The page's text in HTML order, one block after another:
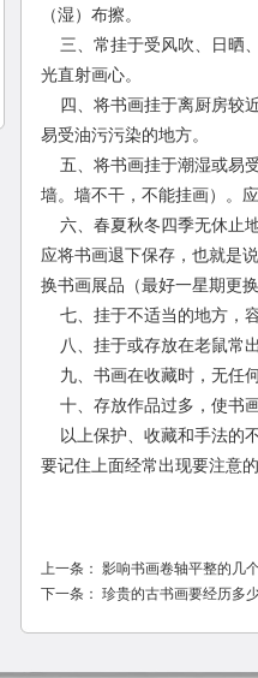
（湿）布擦。
三、常挂于受风吹、日晒
光直射画心。
四、将书画挂于离厨房较
易受油污污染的地方。
五、将书画挂于潮湿或易
墙。墙不干，不能挂画）。
六、春夏秋冬四季无休止
应将书画退下保存，也就是
换书画展品（最好一星期更
七、挂于不适当的地方，
八、挂于或存放在老鼠常
九、书画在收藏时，无任
十、存放作品过多，使书
以上保护、收藏和手法的
要记住上面经常出现要注意
上一条： 影响书画卷轴平整的几
下一条： 珍贵的古书画要经历多